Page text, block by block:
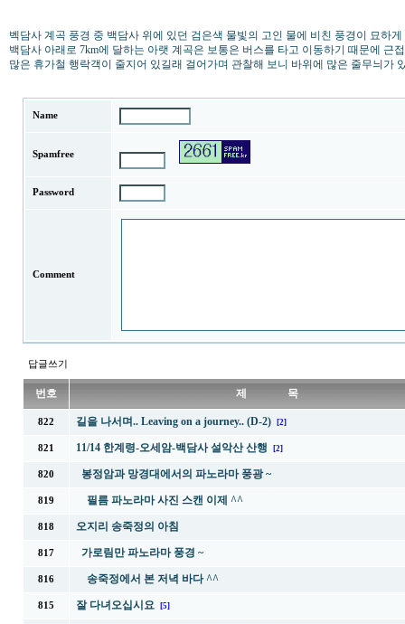
벡담사 계곡 풍경 중 백담사 위에 있던 검은색 물빛의 고인 물에 비친 풍경이 묘하
백담사 아래로 7km에 달하는 아랫 계곡은 보통은 버스를 타고 이동하기 때문에 근
많은 휴가철 행락객이 줄지어 있길래 걸어가며 관찰해 보니 바위에 많은 줄무늬가
Name
Spamfree
Password
Comment
답글쓰기
번호 제 목
822 길을 나서며.. Leaving on a journey.. (D-2) [2]
821 11/14 한계령-오세암-백담사 설악산 산행 [2]
820 봉정암과 망경대에서의 파노라마 풍광 ~
819 필름 파노라마 사진 스캔 이제 ^^
818 오지리 송죽정의 아침
817 가로림만 파노라마 풍경 ~
816 송죽정에서 본 저녁 바다 ^^
815 잘 다녀오십시요 [5]